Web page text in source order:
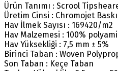
Ürün Tanımı : Scrool
Üretim Cinsi : Chromojet
Hav İlmek Sayısı : 169420/m2
Hav Malzemesi : 100%
Hav Yüksekliği : 7,5 mm ± 5%
Birinci Taban : Woven
Son Taban : Keçe Taban